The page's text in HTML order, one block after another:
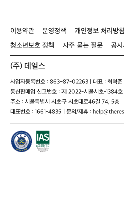
이용약관 운영정책 개인정보 처리방침
청소년보호 정책
자주 묻는 질문 공
(주) 데얼스
사업자등록번호 : 863-87-02263 | 대표 : 최혁준
통신판매업 신고번호 : 제 2022-서울서초-1384호
주소 : 서울특별시 서초구 서초대로46길 74, 5층
대표번호 : 1661-4835 | 문의/제휴 :